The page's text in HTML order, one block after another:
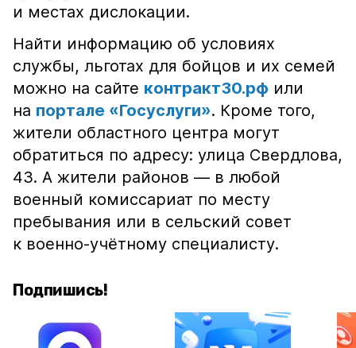
и местах дислокации.
Найти информацию об условиях
службы, льготах для бойцов и их семей
можно на сайте контракт30.рф или
на портале «Госуслуги». Кроме того,
жители областного центра могут
обратиться по адресу: улица Свердлова,
43. А жители районов — в любой
военный комиссариат по месту
пребывания или в сельский совет
к военно-учётному специалисту.
Подпишись!